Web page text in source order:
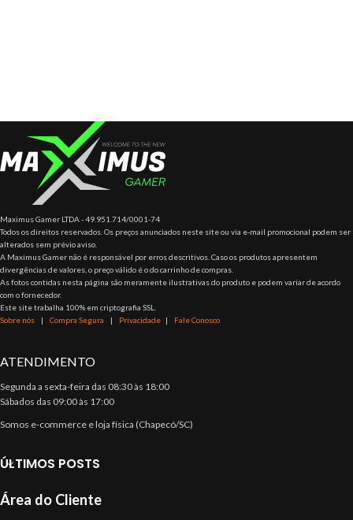
Maximus Gamer LTDA - 49.951.714/0001-74
Todos os direitos reservados. Os preços anunciados neste site ou via e-mail promocional podem ser
alterados sem prévio aviso.
A Maximus Gamer não é responsável por erros descritivos. Caso os produtos apresentem
divergências de valores, o preço válido é o do carrinho de compras.
As fotos contidas nesta página são meramente ilustrativas do produto e podem variar de acordo
com o fornecedor.
Este site trabalha 100% em criptografia SSL.
Sobre nós | Compra Segura | Privacidade | Fale Conosco
ATENDIMENTO
Segunda a sexta-feira das 08:30 às 18:00
Sábados das 09:00 às 17:00
Somos e-commerce e loja física (Chapecó/SC)
ÚLTIMOS POSTS
Área do Cliente